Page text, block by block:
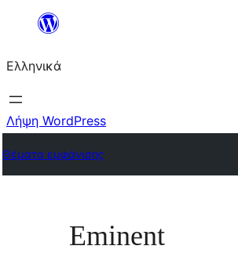
Μετάβαση
περιεχόμενο
Ελληνικά
Λήψη WordPress
Θέματα εμφάνισης
Eminent